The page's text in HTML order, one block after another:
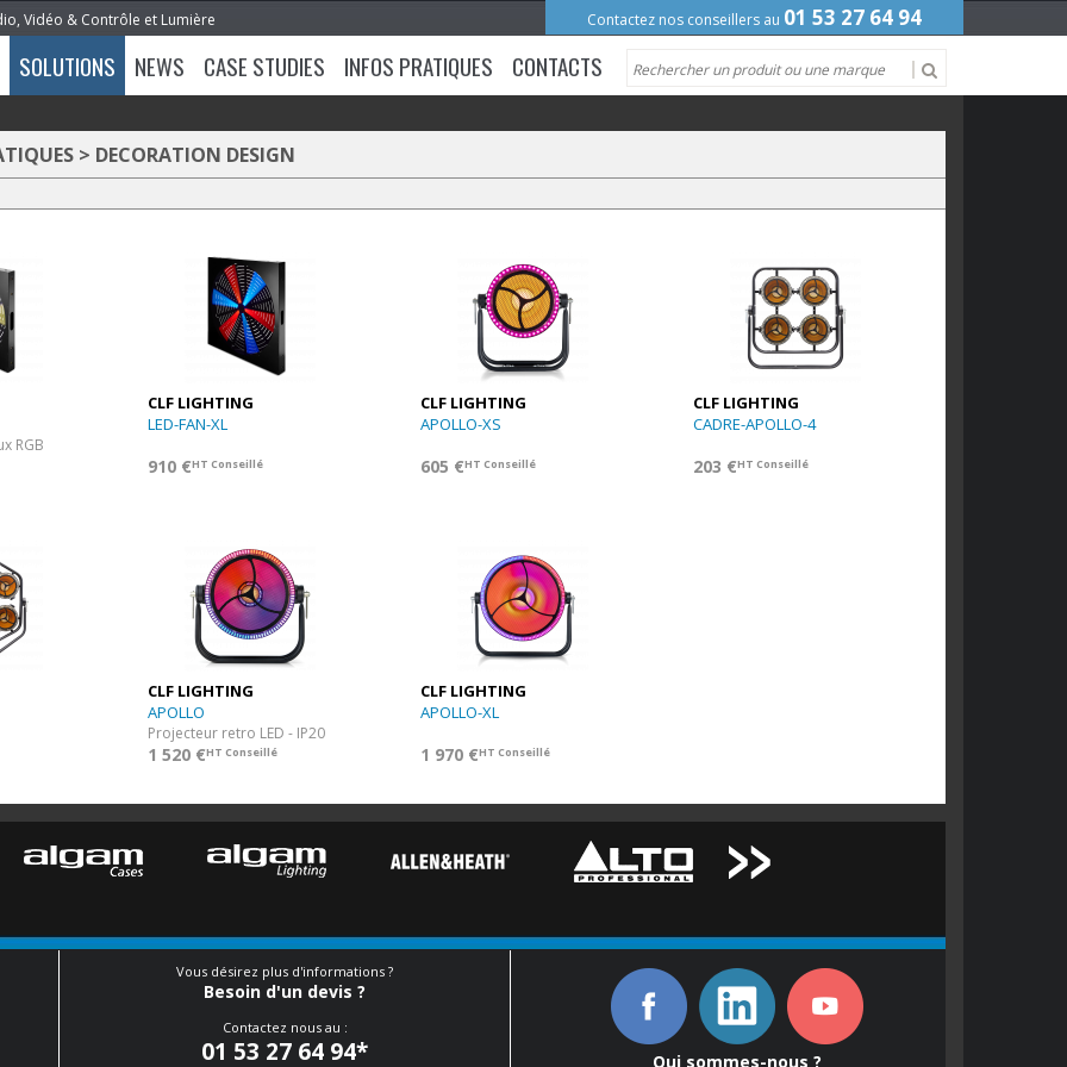
Vidéo & Contrôle et Lumière Contactez nos conseillers au 01 53 27 64 94
SOLUTIONS NEWS CASE STUDIES INFOS PRATIQUES CONTACTS
> DECORATION DESIGN
RGB
CLF LIGHTING
LED-FAN-XL
910 €HT Conseillé
CLF LIGHTING
APOLLO-XS
605 €HT Conseillé
CLF LIGHTING
CADRE-APOLLO-4
203 €HT Conseillé
CLF LIGHTING
APOLLO
Projecteur retro LED - IP20
1 520 €HT Conseillé
CLF LIGHTING
APOLLO-XL
1 970 €HT Conseillé
Vous désirez plus d'informations ?
Besoin d'un devis ?
Contactez nous au :
01 53 27 64 94* Qui sommes-nous ?